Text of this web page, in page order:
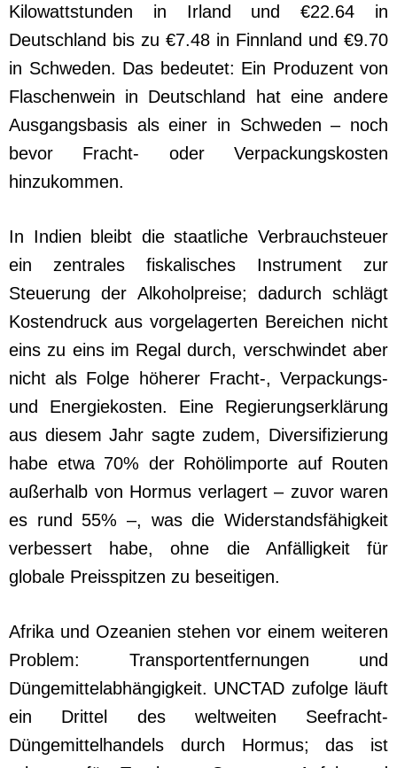
Kilowattstunden in Irland und €22.64 in
Deutschland bis zu €7.48 in Finnland und €9.70
in Schweden. Das bedeutet: Ein Produzent von
Flaschenwein in Deutschland hat eine andere
Ausgangsbasis als einer in Schweden – noch
bevor Fracht- oder Verpackungskosten
hinzukommen.
In Indien bleibt die staatliche Verbrauchsteuer
ein zentrales fiskalisches Instrument zur
Steuerung der Alkoholpreise; dadurch schlägt
Kostendruck aus vorgelagerten Bereichen nicht
eins zu eins im Regal durch, verschwindet aber
nicht als Folge höherer Fracht-, Verpackungs-
und Energiekosten. Eine Regierungserklärung
aus diesem Jahr sagte zudem, Diversifizierung
habe etwa 70% der Rohölimporte auf Routen
außerhalb von Hormus verlagert – zuvor waren
es rund 55% –, was die Widerstandsfähigkeit
verbessert habe, ohne die Anfälligkeit für
globale Preisspitzen zu beseitigen.
Afrika und Ozeanien stehen vor einem weiteren
Problem: Transportentfernungen und
Düngemittelabhängigkeit. UNCTAD zufolge läuft
ein Drittel des weltweiten Seefracht-
Düngemittelhandels durch Hormus; das ist